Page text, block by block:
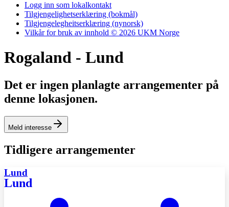
Logg inn som lokalkontakt
Tilgjengelighetserklæring (bokmål)
Tilgjengelegheitserklæring (nynorsk)
Vilkår for bruk av innhold © 2026 UKM Norge
Rogaland - Lund
Det er ingen planlagte arrangementer på
denne lokasjonen.
Meld interesse
Tidligere arrangementer
Lund
Lund